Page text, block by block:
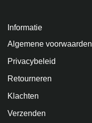
Informatie
Algemene voorwaarden
Privacybeleid
Retourneren
Klachten
Verzenden